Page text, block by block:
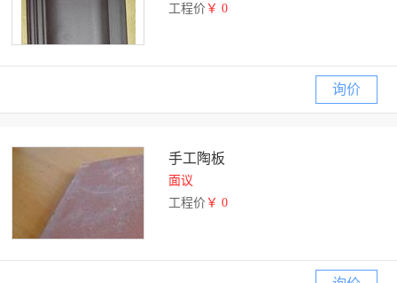
工程价 ￥ 0
询价
手工陶板
面议
工程价 ￥ 0